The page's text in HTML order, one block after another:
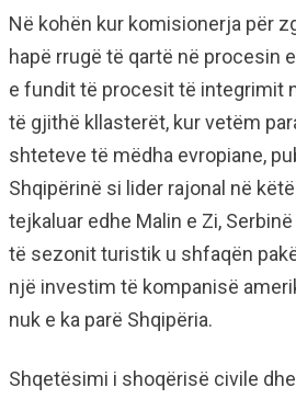
Në kohën kur komisionerja për
hapë rrugë të qartë në procesin
e fundit të procesit të integrimit
të gjithë kllasterët, kur vetëm
shteteve të mëdha evropiane,
Shqipërinë si lider rajonal në
tejkaluar edhe Malin e Zi,
të sezonit turistik u shfaqën
një investim të kompanisë
nuk e ka parë Shqipëria.
Shqetësimi i shoqërisë civile